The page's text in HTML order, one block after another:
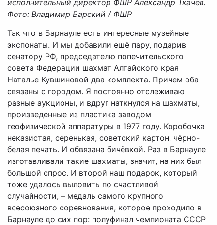
исполнительный директор ФШР Александр Ткачёв.
Фото: Владимир Барский / ФШР
Так что в Барнауле есть интересные музейные
экспонаты. И мы добавили ещё пару, подарив
сенатору РФ, председателю попечительского
совета Федерации шахмат Алтайского края
Наталье Кувшиновой два комплекта. Причем оба
связаны с городом. Я постоянно отслеживаю
разные аукционы, и вдруг наткнулся на шахматы,
произведённые из пластика заводом
геофизической аппаратуры в 1977 году. Коробочка
неказистая, серенькая, советский картон, чёрно-
белая печать. И обвязана бичёвкой. Раз в Барнауле
изготавливали такие шахматы, значит, на них был
большой спрос. И второй наш подарок, который
тоже удалось выловить по счастливой
случайности, – медаль самого крупного
всесоюзного соревнования, которое проходило в
Барнауле до сих пор: полуфинал чемпионата СССР